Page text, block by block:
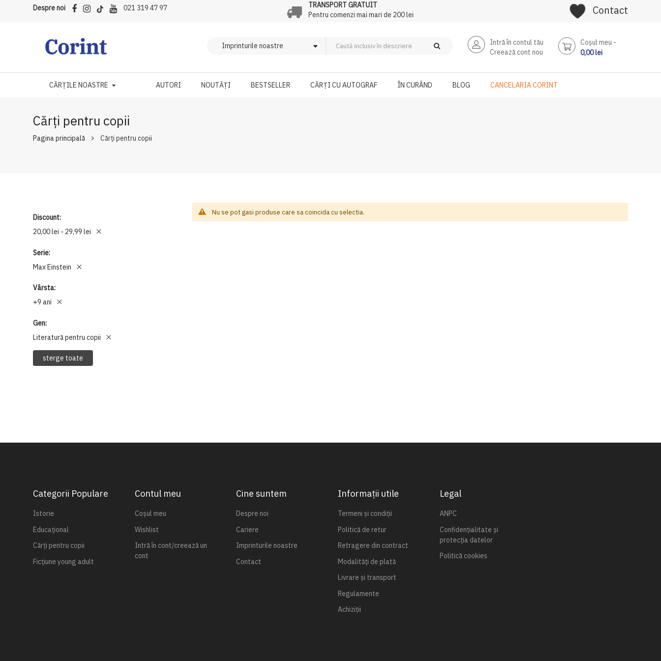
Despre noi 021 319 47 97
TRANSPORT GRATUIT
Pentru comenzi mai mari de 200 lei
Contact
Intră în contul tău
Creează cont nou
Coşul meu
0,00 lei
CĂRȚILE NOASTRE AUTORI NOUTĂȚI BESTSELLER CĂRȚI CU AUTOGRAF ÎN CURÂND BLOG CANCELARIA CORINT
Cărți pentru copii
Pagina principală Cărți pentru copii
Discount
20,00 lei - 29,99 lei
Serie
Max Einstein
Vârsta
+9 ani
Gen
Literatură pentru copii
sterge toate
Nu se pot gasi produse care sa coincida cu selectia.
Categorii Populare
Istorie
Educațional
Cărți pentru copii
Ficțiune young adult
Contul meu
Coșul meu
Wishlist
Intră în cont/creează un
cont
Cine suntem
Despre noi
Cariere
Imprinturile noastre
Contact
Informații utile
Termeni și condiții
Politică de retur
Retragere din contract
Modalități de plată
Livrare și transport
Regulamente
Achiziții
Legal
ANPC
Confidențialitate și
protecția datelor
Politică cookies